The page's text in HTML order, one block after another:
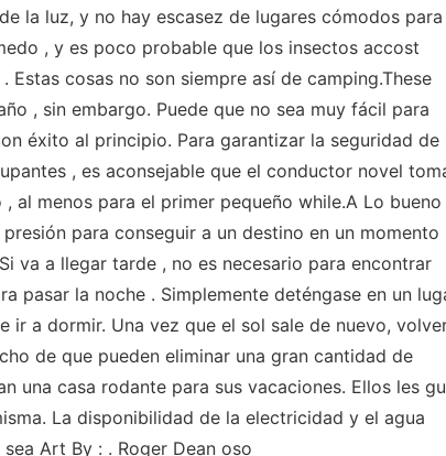
la luz, y no hay escasez de lugares cómodos para
, y es poco probable que los insectos accost
Estas cosas no son siempre así de camping.These
, sin embargo. Puede que no sea muy fácil para
éxito al principio. Para garantizar la seguridad de
, es aconsejable que el conductor novel
al menos para el primer pequeño while.A Lo bueno
para conseguir a un destino en un momento
va a llegar tarde , no es necesario para encontrar
pasar la noche . Simplemente deténgase en un
ir a dormir. Una vez que el sol sale de nuevo,
de que pueden eliminar una gran cantidad de
una casa rodante para sus vacaciones. Ellos les
La disponibilidad de la electricidad y el agua
Art By : . Roger Dean oso